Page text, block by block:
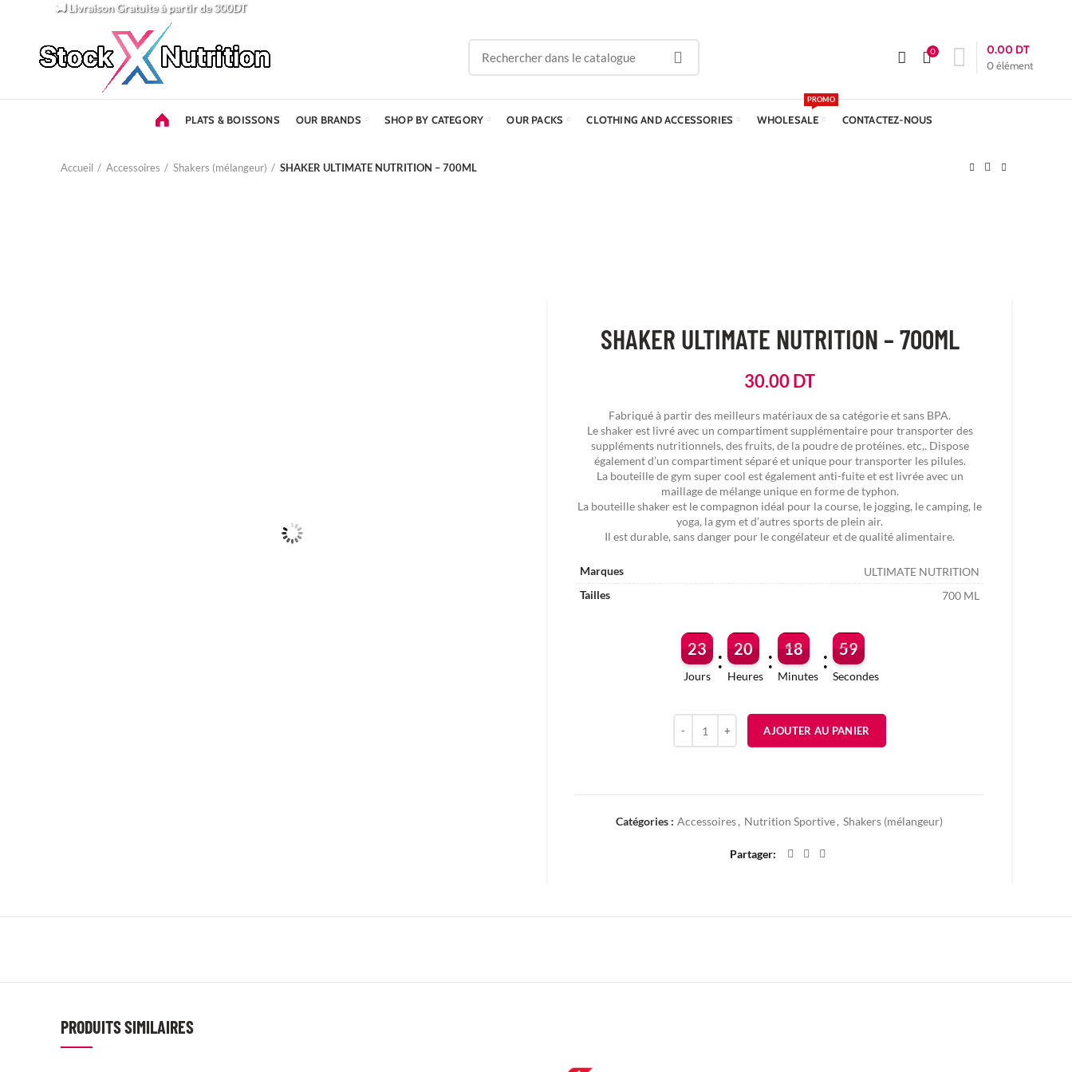
🚚 Livraison Gratuiteà partir de 300DT
0
0élément
0.00 DT
PLATS & BOISSONS OUR BRANDS SHOP BY CATEGORY OUR PACKS CLOTHING AND ACCESSORIES WHOLESALE
PROMO
CONTACTEZ-NOUS
Accueil Accessoires Shakers (mélangeur) SHAKER ULTIMATE NUTRITION – 700ML
SHAKER ULTIMATE NUTRITION – 700ML
30.00DT
Fabriqué à partir des meilleurs matériaux de sa catégorie et sans BPA.
Le shaker est livré avec un compartiment supplémentaire pour transporter des
suppléments nutritionnels, des fruits, de la poudre de protéines. etc,. Dispose
également d’un compartiment séparé et unique pour transporter les pilules.
La bouteille de gym super cool est également anti-fuite et est livrée avec un
maillage de mélange unique en forme de typhon.
La bouteille shaker est le compagnon idéal pour la course, le jogging, le camping, le
yoga, la gym et d’autres sports de plein air.
Il est durable, sans danger pour le congélateur et de qualité alimentaire.
Marques
ULTIMATE NUTRITION
Tailles
700 ML
23
Jours
: 20
Heures
: 18
Minutes
: 59
Secondes
quantité de SHAKER ULTIMATE NUTRITION - 700ML
AJOUTER AU PANIER
Catégories : Accessoires, Nutrition Sportive, Shakers (mélangeur)
Partager
PRODUITS SIMILAIRES